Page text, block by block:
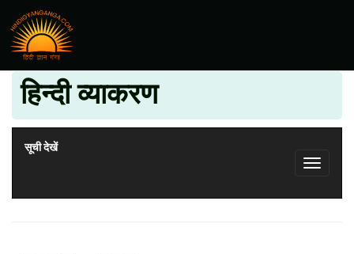
हिन्दी व्याकरण
सूची देखें